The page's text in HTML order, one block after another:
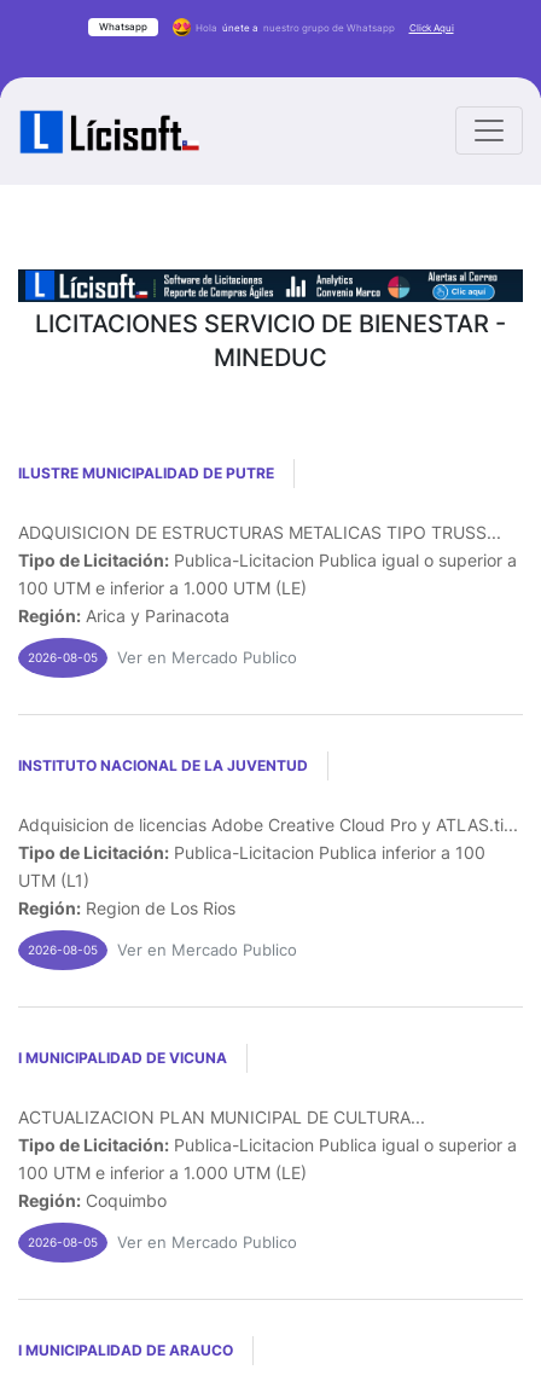
Whatsapp Hola únete a nuestro grupo de Whatsapp Click Aqui
LICITACIONES SERVICIO DE BIENESTAR -
MINEDUC
ILUSTRE MUNICIPALIDAD DE PUTRE
ADQUISICION DE ESTRUCTURAS METALICAS TIPO TRUSS...
Tipo de Licitación: Publica-Licitacion Publica igual o superior a
100 UTM e inferior a 1.000 UTM (LE)
Región: Arica y Parinacota
2026-08-05 Ver en Mercado Publico
INSTITUTO NACIONAL DE LA JUVENTUD
Adquisicion de licencias Adobe Creative Cloud Pro y ATLAS.ti...
Tipo de Licitación: Publica-Licitacion Publica inferior a 100
UTM (L1)
Región: Region de Los Rios
2026-08-05 Ver en Mercado Publico
I MUNICIPALIDAD DE VICUNA
ACTUALIZACION PLAN MUNICIPAL DE CULTURA...
Tipo de Licitación: Publica-Licitacion Publica igual o superior a
100 UTM e inferior a 1.000 UTM (LE)
Región: Coquimbo
2026-08-05 Ver en Mercado Publico
I MUNICIPALIDAD DE ARAUCO